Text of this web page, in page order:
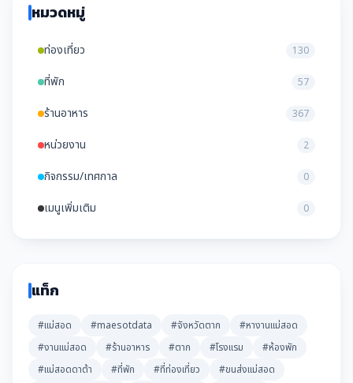
หมวดหมู่
ท่องเที่ยว 130
ที่พัก 57
ร้านอาหาร 367
หน่วยงาน 2
กิจกรรม/เทศกาล 0
เมนูเพิ่มเติม 0
แท็ก
#แม่สอด #maesotdata #จังหวัดตาก
#หางานแม่สอด
#งานแม่สอด
#ร้านอาหาร #ตาก #โรงแรม
#ห้องพัก
#แม่สอดดาต้า
#ที่พัก #ที่ท่องเที่ยว
#ขนส่งแม่สอด